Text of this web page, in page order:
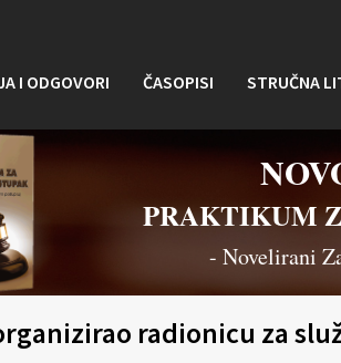
I ODGOVORI ČASOPISI STRUČNA
PRAKTIKUM
- Novelirani
radionicu za